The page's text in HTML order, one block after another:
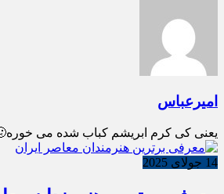
امیرعباس
یعنی کی کرم ابریشم کباب شده می
14 جولای 2025